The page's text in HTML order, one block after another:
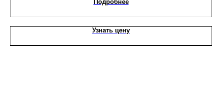
Подробнее
Узнать цену